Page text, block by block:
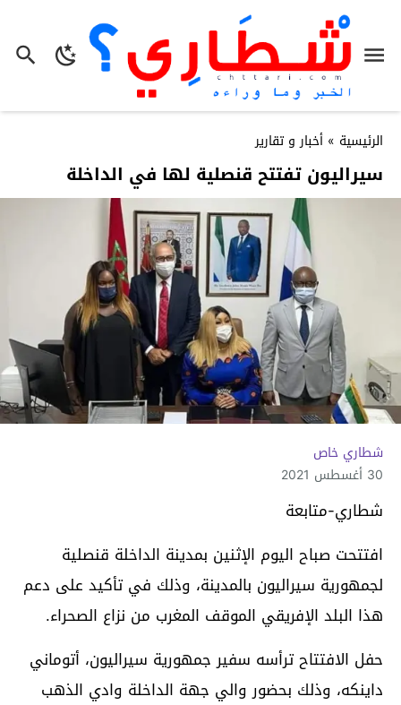
الرئيسية » أخبار و تقارير
سيراليون تفتتح قنصلية لها في الداخلة
شطاري خاص
30 أغسطس 2021
شطاري-متابعة
افتتحت صباح اليوم الإثنين بمدينة الداخلة قنصلية
لجمهورية سيراليون بالمدينة، وذلك في تأكيد على دعم
هذا البلد الإفريقي الموقف المغرب من نزاع الصحراء.
حفل الافتتاح ترأسه سفير جمهورية سيراليون، أتوماني
داینکه، وذلك بحضور والي جهة الداخلة وادي الذهب